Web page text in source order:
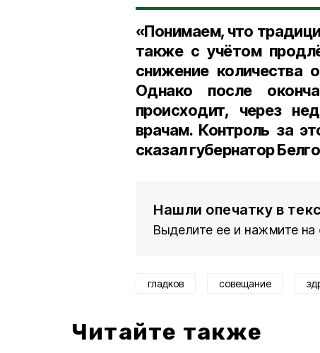
«Понимаем, что
также с учётом
снижение количества
Однако после
происходит, через
врачам. Контроль за
сказал губернатор
Нашли опечатку в
Выделите ее и нажмите на
гладков совещание
Читайте также